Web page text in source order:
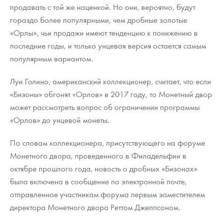
продавать с той же наценкой. Но они, вероятно, будут
гораздо более популярными, чем дробные золотые
«Орлы», чьи продажи имеют тенденцию к понижению в
последние годы, и только унцевая версия остается самым
популярным вариантом.
Луи Голино, американский коллекционер, считает, что если
«Бизоны» обгонят «Орлов» в 2017 году, то Монетный двор
может рассмотреть вопрос об ограничении программы
«Орлов» до унцевой монеты.
По словам коллекционера, присутствующего на форуме
Монетного двора, проведенного в Филадельфии в
октябре прошлого года, новость о дробных «Бизонах»
была включена в сообщение по электронной почте,
отправленное участникам форума первым заместителем
директора Монетного двора Реттом Джеппсоном.